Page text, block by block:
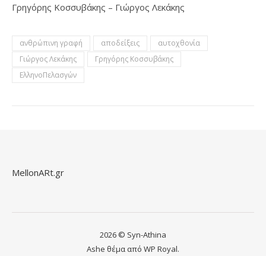
Γρηγόρης Κοσσυβάκης – Γιώργος Λεκάκης
ανθρώπινη γραφή αποδείξεις
αυτοχθονία
Γιώργος Λεκάκης
Γρηγόρης Κοσσυβάκης
ΕλληνοΠελασγών
MellonARt.gr
2026 © Syn-Athina
Ashe θέμα από WP Royal.